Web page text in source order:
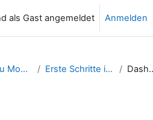
als Gast angemeldet Anmelden
# Allgemeine Hinweise zu Moodle (29131475) Erste Schritte in Moodle